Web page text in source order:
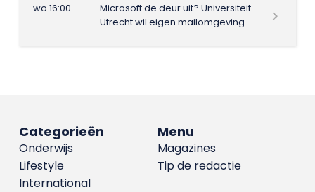
wo 16:00
Microsoft de deur uit? Universiteit
Utrecht wil eigen mailomgeving
Menu
Magazines
Tip de redactie
Categorieën
Onderwijs
Lifestyle
International